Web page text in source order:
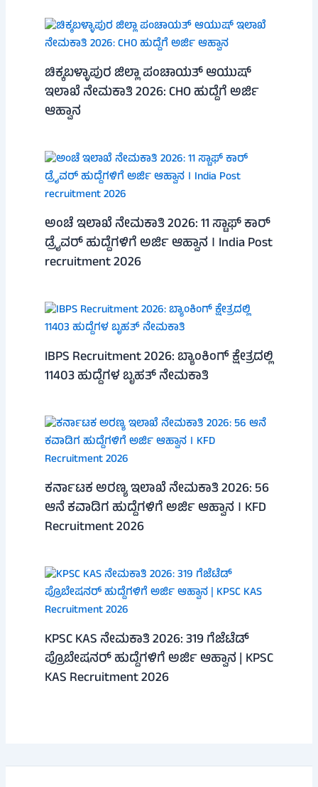
ಚಿಕ್ಕಬಳ್ಳಾಪುರ ಜಿಲ್ಲಾ ಪಂಚಾಯತ್ ಆಯುಷ್
ಇಲಾಖೆ ನೇಮಕಾತಿ 2026: CHO ಹುದ್ದೆಗೆ ಅರ್ಜಿ
ಆಹ್ವಾನ
ಅಂಚೆ ಇಲಾಖೆ ನೇಮಕಾತಿ 2026: 11 ಸ್ಟಾಫ್ ಕಾರ್
ಡ್ರೈವರ್ ಹುದ್ದೆಗಳಿಗೆ ಅರ್ಜಿ ಆಹ್ವಾನ । India Post
recruitment 2026
IBPS Recruitment 2026: ಬ್ಯಾಂಕಿಂಗ್ ಕ್ಷೇತ್ರದಲ್ಲಿ
11403 ಹುದ್ದೆಗಳ ಬೃಹತ್ ನೇಮಕಾತಿ
ಕರ್ನಾಟಕ ಅರಣ್ಯ ಇಲಾಖೆ ನೇಮಕಾತಿ 2026: 56
ಆನೆ ಕವಾಡಿಗ ಹುದ್ದೆಗಳಿಗೆ ಅರ್ಜಿ ಆಹ್ವಾನ । KFD
Recruitment 2026
KPSC KAS ನೇಮಕಾತಿ 2026: 319 ಗೆಜೆಟೆಡ್
ಪ್ರೊಬೇಷನರ್ ಹುದ್ದೆಗಳಿಗೆ ಅರ್ಜಿ ಆಹ್ವಾನ | KPSC
KAS Recruitment 2026